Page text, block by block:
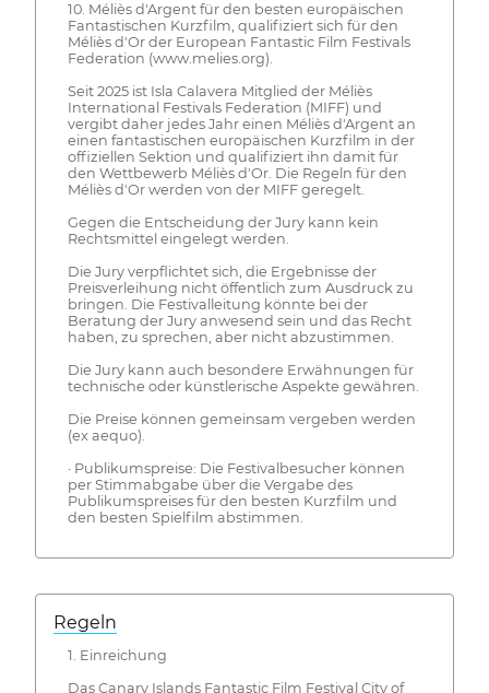
10. Méliès d'Argent für den besten europäischen
Fantastischen Kurzfilm, qualifiziert sich für den
Méliès d'Or der European Fantastic Film Festivals
Federation (www.melies.org).
Seit 2025 ist Isla Calavera Mitglied der Méliès
International Festivals Federation (MIFF) und
vergibt daher jedes Jahr einen Méliès d'Argent an
einen fantastischen europäischen Kurzfilm in der
offiziellen Sektion und qualifiziert ihn damit für
den Wettbewerb Méliès d'Or. Die Regeln für den
Méliès d'Or werden von der MIFF geregelt.
Gegen die Entscheidung der Jury kann kein
Rechtsmittel eingelegt werden.
Die Jury verpflichtet sich, die Ergebnisse der
Preisverleihung nicht öffentlich zum Ausdruck zu
bringen. Die Festivalleitung könnte bei der
Beratung der Jury anwesend sein und das Recht
haben, zu sprechen, aber nicht abzustimmen.
Die Jury kann auch besondere Erwähnungen für
technische oder künstlerische Aspekte gewähren.
Die Preise können gemeinsam vergeben werden
(ex aequo).
· Publikumspreise: Die Festivalbesucher können
per Stimmabgabe über die Vergabe des
Publikumspreises für den besten Kurzfilm und
den besten Spielfilm abstimmen.
Regeln
1. Einreichung
Das Canary Islands Fantastic Film Festival City of